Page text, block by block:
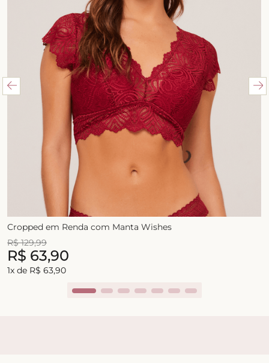
Cropped em Renda com Manta Wishes
R$ 129,99
R$ 63,90
1x de R$ 63,90